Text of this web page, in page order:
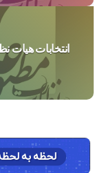
انتخابات هیات